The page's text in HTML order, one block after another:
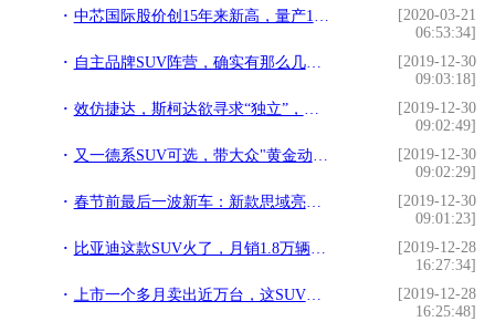
中芯国际股价创15年来新高，量产14/12nm芯片后可代工国内90%以上芯片
[2020-03-21
06:53:34]
自主品牌SUV阵营，确实有那么几款车让合资对手一点办法都没有
[2019-12-30
09:03:18]
效仿捷达，斯柯达欲寻求“独立”，脱离大众后会欲速则不达吗？
[2019-12-30
09:02:49]
又一德系SUV可选，带大众"黄金动力"，比途观还能装，却不到13W
[2019-12-30
09:02:29]
春节前最后一波新车：新款思域亮相，最“土豪”MPV即将上市
[2019-12-30
09:01:23]
比亚迪这款SUV火了，月销1.8万辆，仅需8万多
[2019-12-28
16:27:34]
上市一个多月卖出近万台，这SUV工薪族也买得起，顶配9万养车便宜
[2019-12-28
16:25:48]